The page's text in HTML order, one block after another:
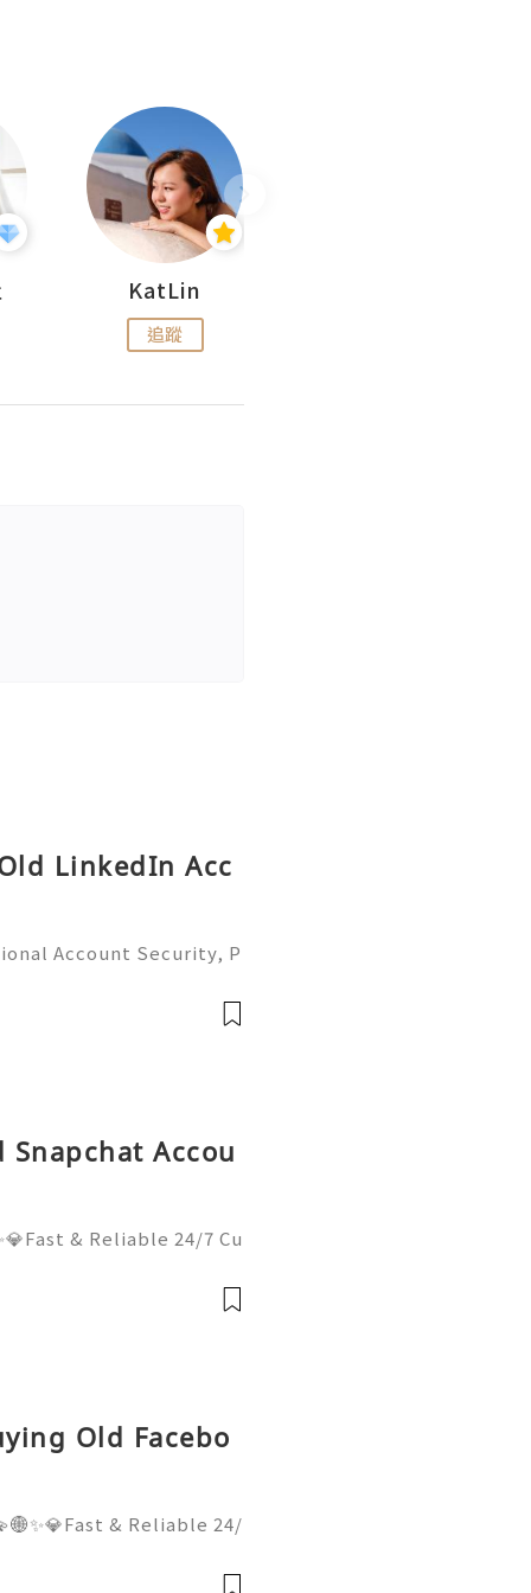
KatLin
追蹤
LinkedIn Acc
Account Security, P
24/7 Customer Suppo
Snapchat Accou
& Reliable 24/7 Cu
💫💎💲💫🌐✨💎Discor
Old Facebo
& Reliable 24/
💫💎💲💫🌐✨💎Dis